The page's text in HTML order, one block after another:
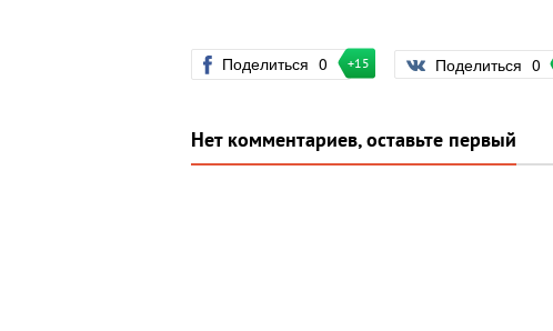
Поделиться 0 +15 Поделиться 0
Нет комментариев, оставьте первый